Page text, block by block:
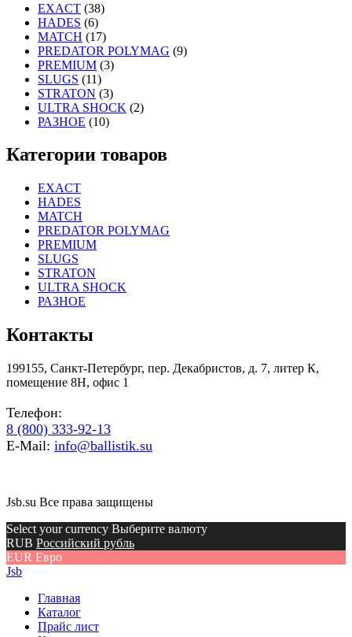
EXACT (38)
HADES (6)
MATCH (17)
PREDATOR POLYMAG (9)
PREMIUM (3)
SLUGS (11)
STRATON (3)
ULTRA SHOCK (2)
РАЗНОЕ (10)
Категории товаров
EXACT
HADES
MATCH
PREDATOR POLYMAG
PREMIUM
SLUGS
STRATON
ULTRA SHOCK
РАЗНОЕ
Контакты
199155, Санкт-Петербург, пер. Декабристов, д. 7, литер К,
помещение 8Н, офис 1
Телефон:
8 (800) 333-92-13
E-Mail: info@ballistik.su
Jsb.su Все права защищены
Select your currency Выберите валюту
RUB Российский рубль
EUR Евро
Jsb
Главная
Каталог
Прайс лист